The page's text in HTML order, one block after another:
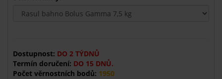
Dostupnost: DO 2 TÝDNŮ
Termín doručení: DO 15 DNŮ.
Počet věrnostních bodů: 1950